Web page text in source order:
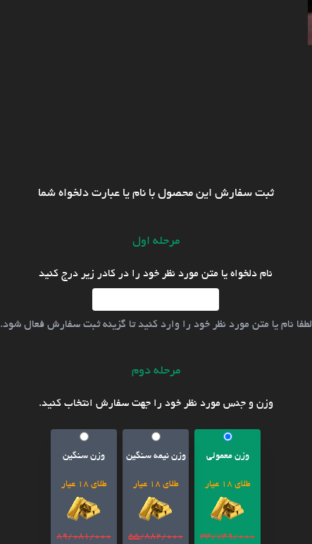
ثبت سفارش این محصول با نام یا عبارت دلخواه شما
مرحله اول
نام دلخواه یا متن مورد نظر خود را در کادر زیر درج کنید
لطفا نام یا متن مورد نظر خود را وارد کنید تا گزینه ثبت سفارش فعال شود.
مرحله دوم
وزن و جنس مورد نظر خود را جهت سفارش انتخاب کنید.
وزن معمولی
طلای 18 عیار
33/749/000
وزن نیمه سنگین
طلای 18 عیار
55/882/000
وزن سنگین
طلای 18 عیار
89/081/000